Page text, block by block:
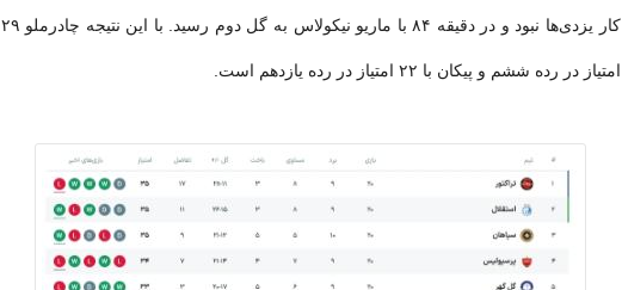
کار یزدی‌ها نبود و در دقیقه ۸۴ با ماریو نیکولاس‌ به گل دوم رسید. با این نتیجه چادرملو ۲۹
امتیاز در رده ششم و پیکان با ۲۲ امتیاز در رده یازدهم است.